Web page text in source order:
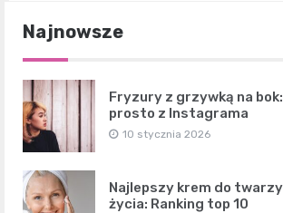
Najnowsze
Fryzury z grzywką na
prosto z Instagrama
10 stycznia 2026
Najlepszy krem do
życia: Ranking top 10